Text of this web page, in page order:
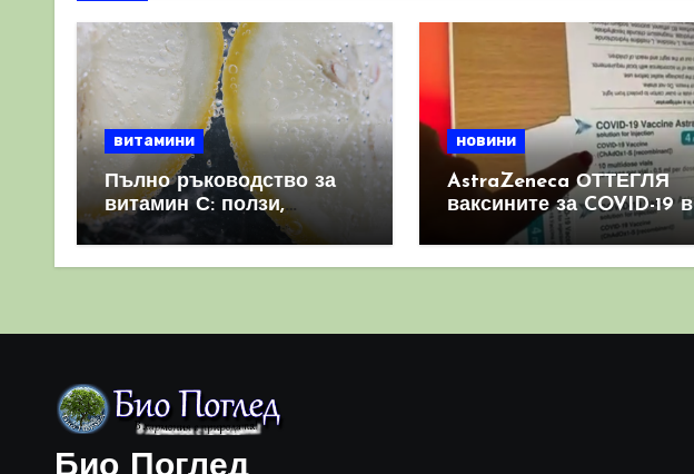
витамини
Пълно ръководство за
витамин С: ползи,
източници и защо е
важен за имунната
новини
AstraZeneca ОТТЕГЛЯ
ваксините за COVID-19 в
световен мащаб, след
като призна, че те